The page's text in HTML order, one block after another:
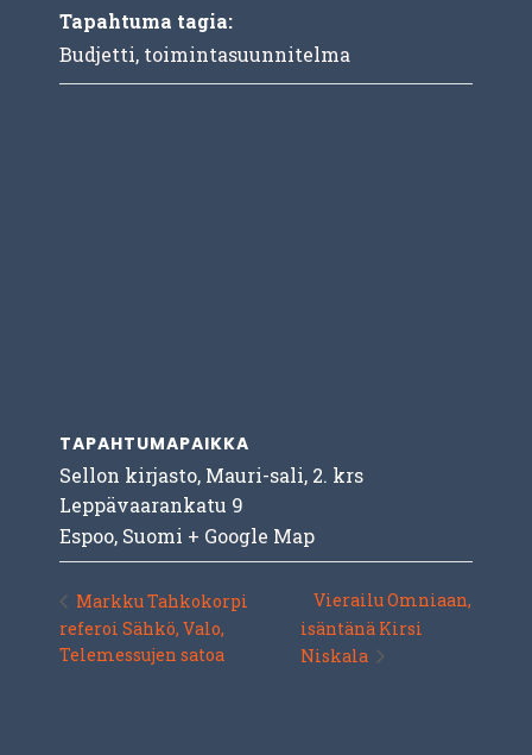
Tapahtuma tagia:
Budjetti, toimintasuunnitelma
TAPAHTUMAPAIKKA
Sellon kirjasto, Mauri-sali, 2. krs
Leppävaarankatu 9
Espoo, Suomi + Google Map
Markku Tahkokorpi
referoi Sähkö, Valo,
Telemessujen satoa
Vierailu Omniaan,
isäntänä Kirsi
Niskala